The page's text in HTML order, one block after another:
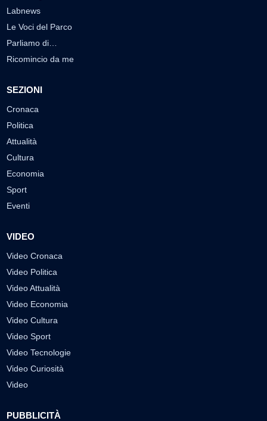
Labnews
Le Voci del Parco
Parliamo di…
Ricomincio da me
SEZIONI
Cronaca
Politica
Attualità
Cultura
Economia
Sport
Eventi
VIDEO
Video Cronaca
Video Politica
Video Attualità
Video Economia
Video Cultura
Video Sport
Video Tecnologie
Video Curiosità
Video
PUBBLICITÀ